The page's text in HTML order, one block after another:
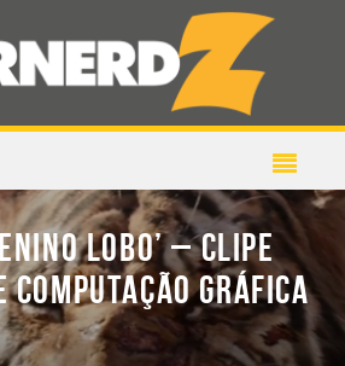
LOBO’ – CLIPE
GRÁFICA